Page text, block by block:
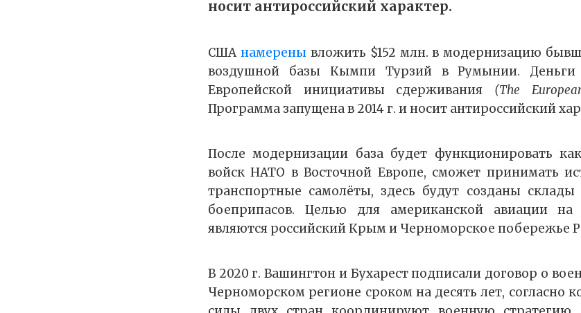
носит антироссийский характер.
США намеренывложить $152 млн. в модернизацию
воздушной базы Кымпи Турзий в Румынии.
Европейской инициативы сдерживания (The
Программа запущена в 2014 г. и носит антироссийский
После модернизации база будет функционировать
войск НАТО в Восточной Европе, сможет принимать
транспортные самолёты, здесь будут созданы
боеприпасов. Целью для американской авиации
являются российский Крым и Черноморское побережье
В 2020 г. Вашингтон и Бухарест подписали договор о
Черноморском регионе сроком на десять лет, согласно